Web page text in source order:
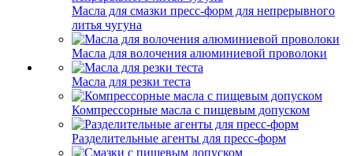
Масла для смазки пресс-форм для непрерывного
литья чугуна
Масла для волочения алюминиевой проволоки
Масла для резки теста
Компрессорные масла с пищевым допуском
Разделительные агенты для пресс-форм